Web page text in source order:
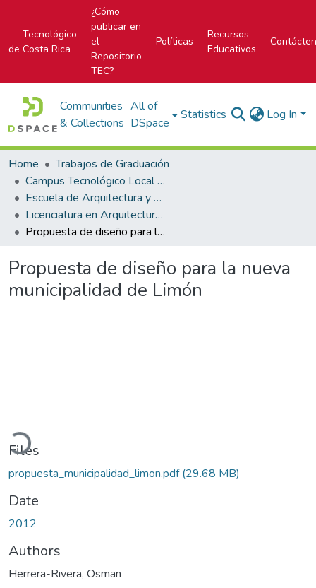
Tecnológico
de Costa Rica
¿Cómo
publicar en
el
Repositorio
TEC?
Políticas
Recursos
Educativos
Communities
& Collections
All of
DSpace
Statistics Log In
Home
Trabajos de Graduación
Campus Tecnológico Local San José
Escuela de Arquitectura y Urbanismo
Licenciatura en Arquitectura y Urbanismo
Propuesta de diseño para la nueva municipalidad de Limón
Propuesta de diseño para la nueva
municipalidad de Limón
Files
propuesta_municipalidad_limon.pdf(29.68 MB)
Date
2012
Authors
Herrera-Rivera, Osman